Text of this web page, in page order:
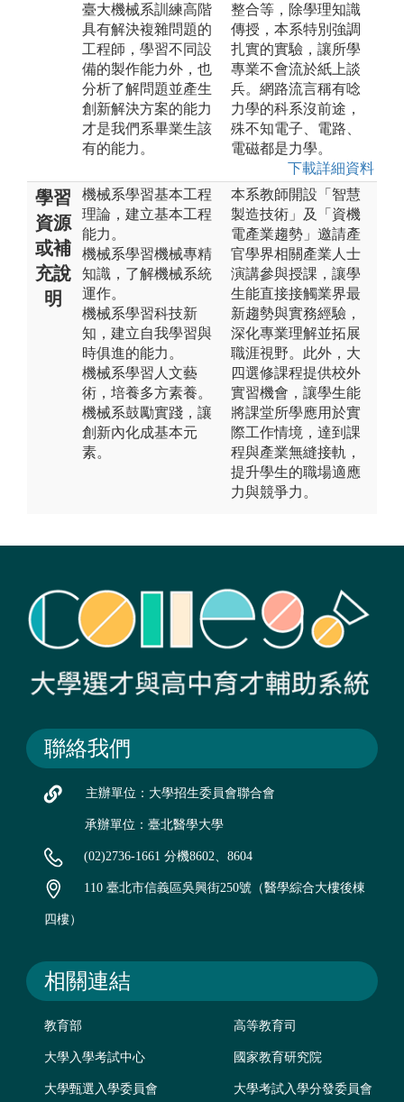
臺大機械系訓練高階
具有解決複雜問題的
工程師，學習不同設
備的製作能力外，也
分析了解問題並產生
創新解決方案的能力
才是我們系畢業生該
有的能力。
整合等，除學理知識
傳授，本系特別強調
扎實的實驗，讓所學
專業不會流於紙上談
兵。網路流言稱有唸
力學的科系沒前途，
殊不知電子、電路、
電磁都是力學。
下載詳細資料
學習
資源
或補
充說
明
機械系學習基本工程
理論，建立基本工程
能力。
機械系學習機械專精
知識，了解機械系統
運作。
機械系學習科技新
知，建立自我學習與
時俱進的能力。
機械系學習人文藝
術，培養多方素養。
機械系鼓勵實踐，讓
創新內化成基本元
素。
本系教師開設「智慧
製造技術」及「資機
電產業趨勢」邀請產
官學界相關產業人士
演講參與授課，讓學
生能直接接觸業界最
新趨勢與實務經驗，
深化專業理解並拓展
職涯視野。此外，大
四選修課程提供校外
實習機會，讓學生能
將課堂所學應用於實
際工作情境，達到課
程與產業無縫接軌，
提升學生的職場適應
力與競爭力。
聯絡我們
主辦單位：大學招生委員會聯合會
承辦單位：臺北醫學大學
(02)2736-1661 分機8602、8604
110 臺北市信義區吳興街250號（醫學綜合大樓後棟
四樓）
相關連結
教育部 高等教育司
大學入學考試中心 國家教育研究院
大學甄選入學委員會 大學考試入學分發委員會